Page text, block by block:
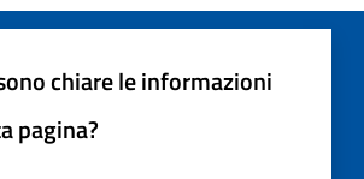
chiare le informazioni
pagina?